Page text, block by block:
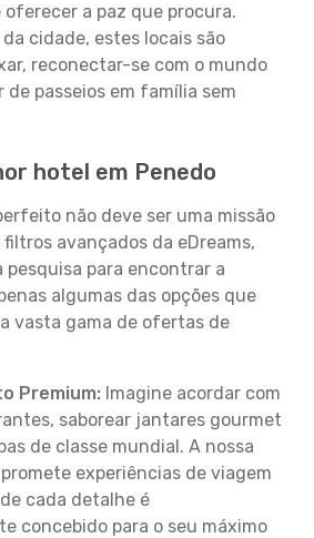
a paz que procura.
cidade, estes locais são
reconectar-se com o mundo
passeios em família sem
hotel em Penedo
não deve ser uma missão
filtros avançados da eDreams,
pesquisa para encontrar a
algumas das opções que
vasta gama de ofertas de
Premium: Imagine acordar com
saborear jantares gourmet
de classe mundial. A nossa
experiências de viagem
cada detalhe é
concebido para o seu máximo